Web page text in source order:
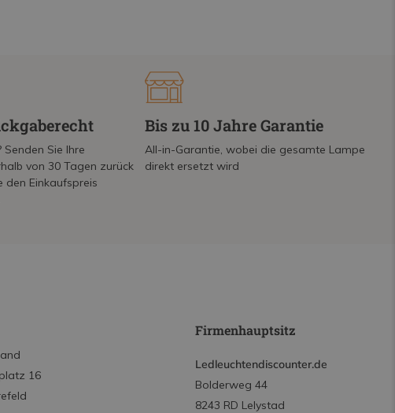
Sie Ihre
von 30 Tagen zurück
den Einkaufspreis
Bis zu 10 Jahre Garantie
All-in-Garantie, wobei die gesamte Lampe
direkt ersetzt wird
16
Firmenhauptsitz
Ledleuchtendiscounter.de
Bolderweg 44
8243 RD Lelystad